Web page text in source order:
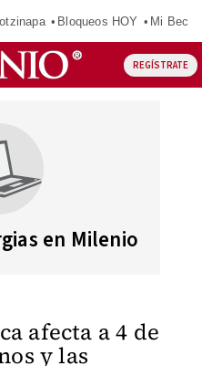
Bloqueos HOY Mi Beca
REGÍSTRATE
en Milenio
afecta a 4 de
y las